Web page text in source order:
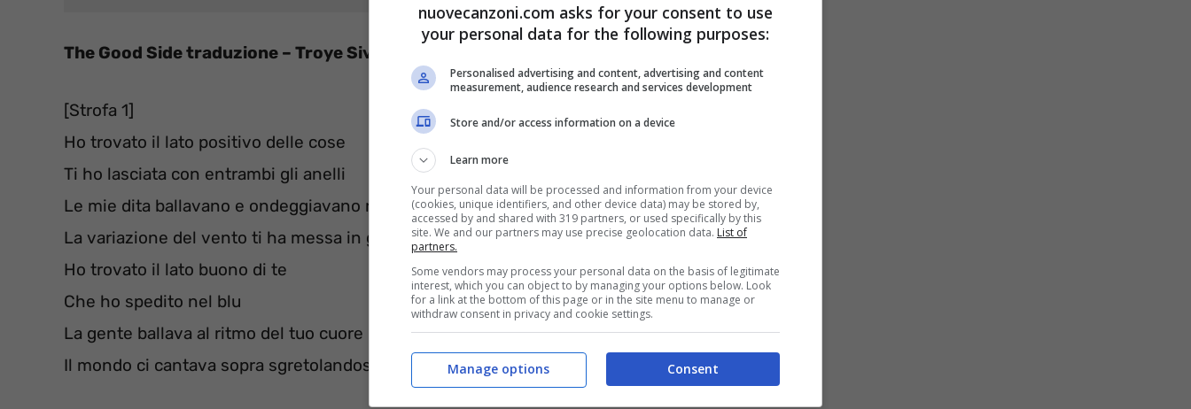
The Good Side traduzione – Troye Sivan
[Strofa 1]
Ho trovato il lato positivo delle cose
Ti ho lasciata con entrambi gli anelli
Le mie dita ballavano e ondeggiavano nella brezza
La variazione del vento ti ha messa in ginocchio
Ho trovato il lato buono di te
Che ho spedito nel blu
La gente ballava al ritmo del tuo cuore
Il mondo ci cantava sopra sgretolandosi
nuovecanzoni.com asks for your consent to use
your personal data for the following purposes:
Personalised advertising and content, advertising and content
measurement, audience research and services development
Store and/or access information on a device
Learn more
Your personal data will be processed and information from your device
(cookies, unique identifiers, and other device data) may be stored by,
accessed by and shared with 319 partners, or used specifically by this
site. We and our partners may use precise geolocation data. List of
partners.
Some vendors may process your personal data on the basis of legitimate
interest, which you can object to by managing your options below. Look
for a link at the bottom of this page or in the site menu to manage or
withdraw consent in privacy and cookie settings.
Consent
Manage options